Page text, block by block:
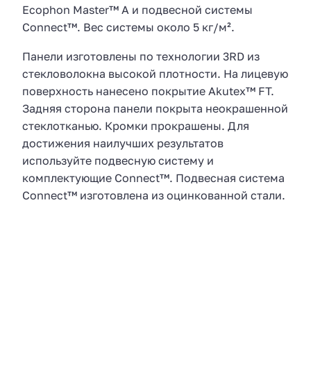
Ecophon Master™ A и подвесной системы
Connect™. Вес системы около 5 кг/м².
Панели изготовлены по технологии 3RD из
стекловолокна высокой плотности. На лицевую
поверхность нанесено покрытие Akutex™ FT.
Задняя сторона панели покрыта неокрашенной
стеклотканью. Кромки прокрашены. Для
достижения наилучших результатов
используйте подвесную систему и
комплектующие Connect™. Подвесная система
Connect™ изготовлена из оцинкованной стали.